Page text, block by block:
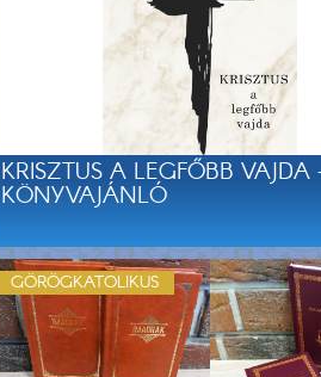
KRISZTUS A LEGFŐBB VAJDA
KÖNYVAJÁNLÓ
GÖRÖGKATOLIKUS